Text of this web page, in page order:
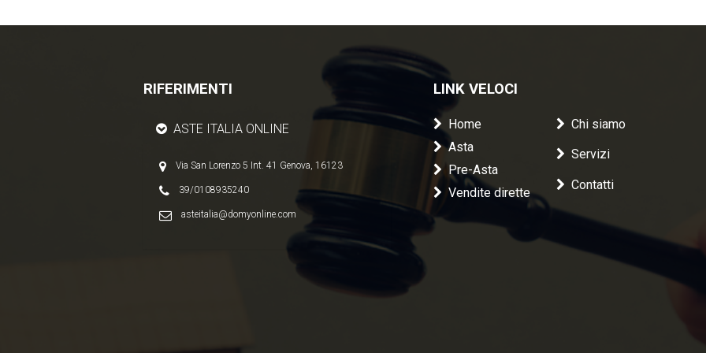
RIFERIMENTI
ASTE ITALIA ONLINE
Via San Lorenzo 5 Int. 41 Genova, 16123
39/0108935240
asteitalia@domyonline.com
LINK VELOCI
Home
Asta
Pre-Asta
Vendite dirette
Chi siamo
Servizi
Contatti